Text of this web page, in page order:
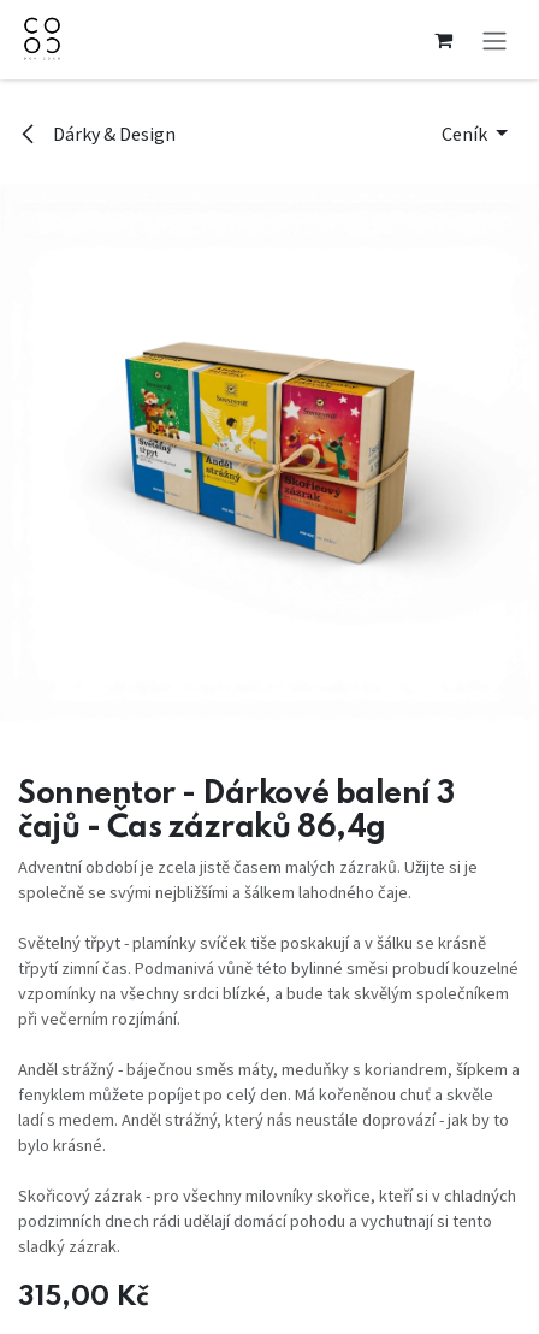
Přejít na obsah
Dárky & Design Ceník
Sonnentor - Dárkové balení 3
čajů - Čas zázraků 86,4g
Adventní období je zcela jistě časem malých zázraků. Užijte si je
společně se svými nejbližšími a šálkem lahodného čaje.
Světelný třpyt - plamínky svíček tiše poskakují a v šálku se krásně
třpytí zimní čas. Podmanivá vůně této bylinné směsi probudí kouzelné
vzpomínky na všechny srdci blízké, a bude tak skvělým společníkem
při večerním rozjímání.
Anděl strážný - báječnou směs máty, meduňky s koriandrem, šípkem a
fenyklem můžete popíjet po celý den. Má kořeněnou chuť a skvěle
ladí s medem. Anděl strážný, který nás neustále doprovází - jak by to
bylo krásné.
Skořicový zázrak - pro všechny milovníky skořice, kteří si v chladných
podzimních dnech rádi udělají domácí pohodu a vychutnají si tento
sladký zázrak.
315,00 Kč